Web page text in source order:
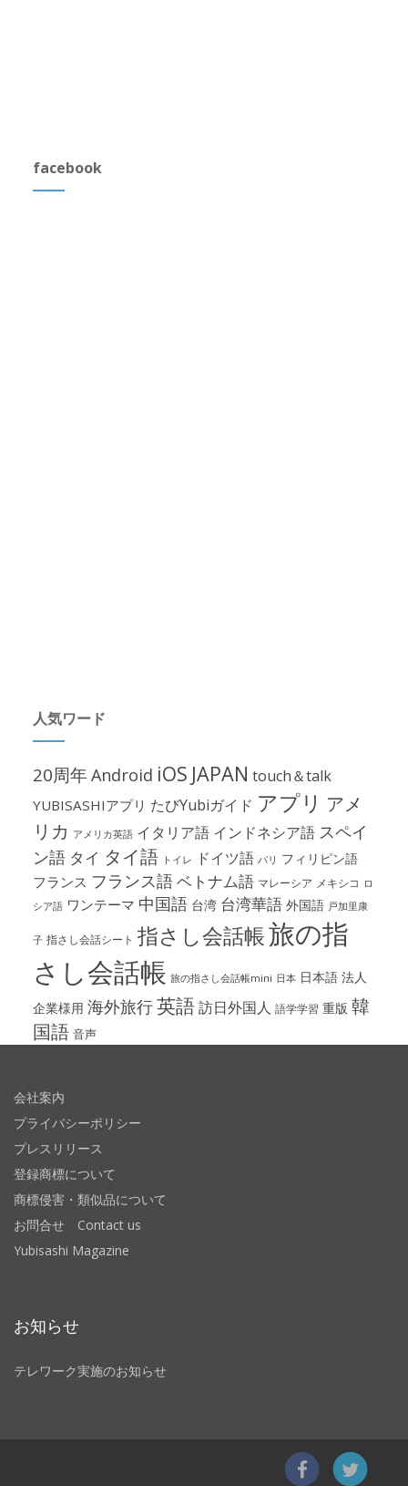
facebook
人気ワード
20周年Android iOS JAPAN touch＆talk
YUBISASHIアプリ たびYubiガイド アプリ アメ
リカ アメリカ英語 イタリア語 インドネシア語 スペイ
ン語 タイ タイ語 トイレ ドイツ語 パリ フィリピン語
フランス フランス語ベトナム語 マレーシア メキシコ ロ
シア語 ワンテーマ 中国語 台湾 台湾華語 外国語 戸加里康
子 指さし会話シート 指さし会話帳旅の指
さし会話帳 旅の指さし会話帳mini 日本 日本語 法人
企業様用 海外旅行英語訪日外国人 語学学習 重版 韓
国語 音声
会社案内
プライバシーポリシー
プレスリリース
登録商標について
商標侵害・類似品について
お問合せ Contact us
Yubisashi Magazine
お知らせ
テレワーク実施のお知らせ